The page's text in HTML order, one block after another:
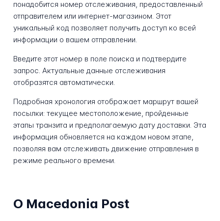
понадобится номер отслеживания, предоставленный
отправителем или интернет-магазином. Этот
уникальный код позволяет получить доступ ко всей
информации о вашем отправлении.
Введите этот номер в поле поиска и подтвердите
запрос. Актуальные данные отслеживания
отобразятся автоматически.
Подробная хронология отображает маршрут вашей
посылки: текущее местоположение, пройденные
этапы транзита и предполагаемую дату доставки. Эта
информация обновляется на каждом новом этапе,
позволяя вам отслеживать движение отправления в
режиме реального времени.
О Macedonia Post